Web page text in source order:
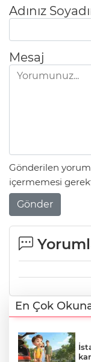
Adınız
Mesaj
Gönderilen
içermemesi
Gönder
En Çok